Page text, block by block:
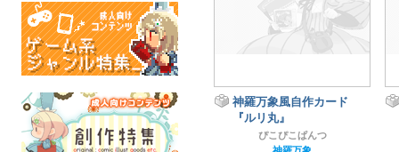
神羅万象風自作カード
『ルリ丸』
ぴこぴこぱんつ